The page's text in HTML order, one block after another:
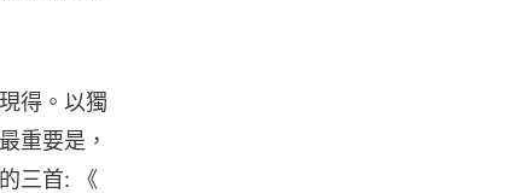
得。以獨
重要是，
三首: 《